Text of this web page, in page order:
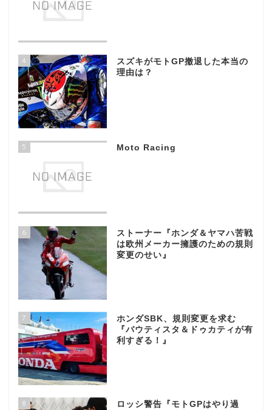
4
スズキがモトGP撤退した本当の
理由は？
5 Moto Racing
6
ストーナー『ホンダ＆ヤマハ苦戦
は欧州メーカー擁護のための規則
変更のせい』
7
ホンダSBK、規則変更を求む
『バウティスタ＆ドゥカティが有
利すぎる！』
8
ロッシ警告『モトGPはやり過